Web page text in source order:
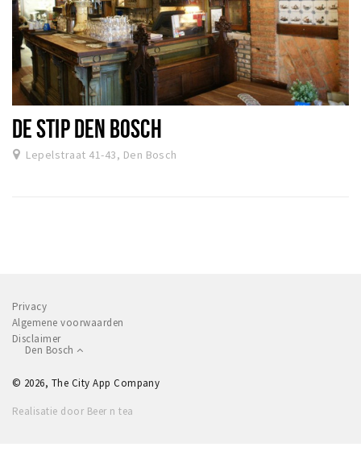
DE STIP DEN BOSCH
Lepelstraat 41-43, Den Bosch
Privacy
Algemene voorwaarden
Disclaimer
Den Bosch
© 2026, The City App Company
Realisatie door Beer n tea